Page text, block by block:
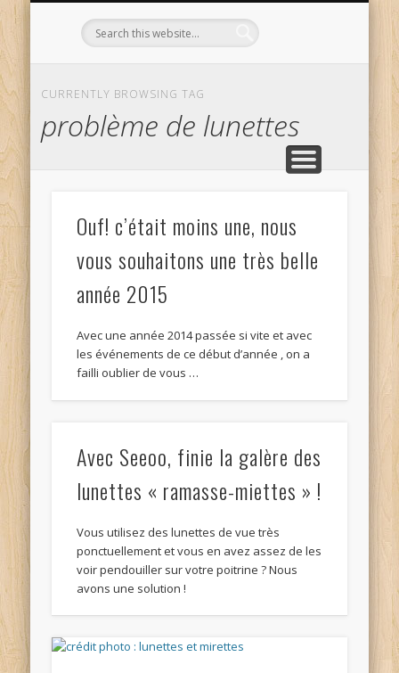
CURRENTLY BROWSING TAG
problème de lunettes
Ouf! c’était moins une, nous
vous souhaitons une très belle
année 2015
Avec une année 2014 passée si vite et avec
les événements de ce début d’année , on a
failli oublier de vous …
Avec Seeoo, finie la galère des
lunettes « ramasse-miettes » !
Vous utilisez des lunettes de vue très
ponctuellement et vous en avez assez de les
voir pendouiller sur votre poitrine ? Nous
avons une solution !